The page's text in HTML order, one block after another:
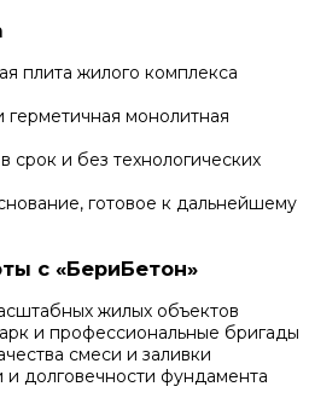
плита жилого комплекса
герметичная монолитная
срок и без технологических
готовое к дальнейшему
с «БериБетон»
жилых объектов
и профессиональные бригады
смеси и заливки
и долговечности фундамента